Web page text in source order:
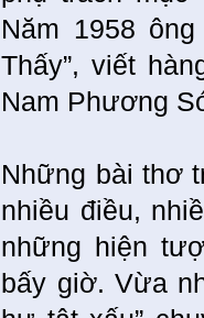
Năm 1958
Thấy”, viết
Nam Phương
Những bài thơ
nhiều điều,
những hiện
bấy giờ. Vừa